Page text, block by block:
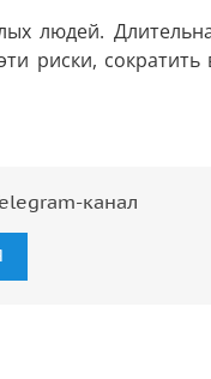
людей.
риски,
канал